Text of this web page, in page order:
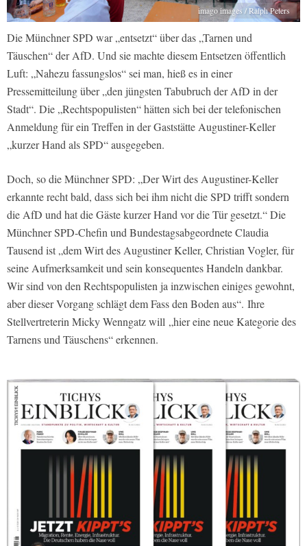
imago images / Ralph Peters
Die Münchner SPD war „entsetzt“ über das „Tarnen und
Täuschen“ der AfD. Und sie machte diesem Entsetzen öffentlich
Luft: „Nahezu fassungslos“ sei man, hieß es in einer
Pressemitteilung über „den jüngsten Tabubruch der AfD in der
Stadt“. Die „Rechtspopulisten“ hätten sich bei der telefonischen
Anmeldung für ein Treffen in der Gaststätte Augustiner-Keller
„kurzer Hand als SPD“ ausgegeben.
Doch, so die Münchner SPD: „Der Wirt des Augustiner-Keller
erkannte recht bald, dass sich bei ihm nicht die SPD trifft sondern
die AfD und hat die Gäste kurzer Hand vor die Tür gesetzt.“ Die
Münchner SPD-Chefin und Bundestagsabgeordnete Claudia
Tausend ist „dem Wirt des Augustiner Keller, Christian Vogler, für
seine Aufmerksamkeit und sein konsequentes Handeln dankbar.
Wir sind von den Rechtspopulisten ja inzwischen einiges gewohnt,
aber dieser Vorgang schlägt dem Fass den Boden aus“. Ihre
Stellvertreterin Micky Wenngatz will „hier eine neue Kategorie des
Tarnens und Täuschens“ erkennen.